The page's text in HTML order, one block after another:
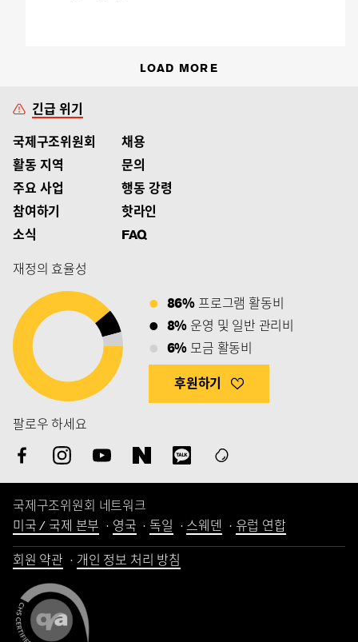
LOAD MORE
긴급 위기
국제구조위원회
활동 지역
주요 사업
참여하기
소식
채용
문의
행동 강령
핫라인
FAQ
재정의 효율성
86% 프로그램 활동비
8% 운영 및 일반 관리비
6% 모금 활동비
후원하기
팔로우 하세요
국제구조위원회 네트워크
미국 / 국제 본부
영국 독일 스웨덴 유럽 연합
회원 약관 개인 정보 처리 방침